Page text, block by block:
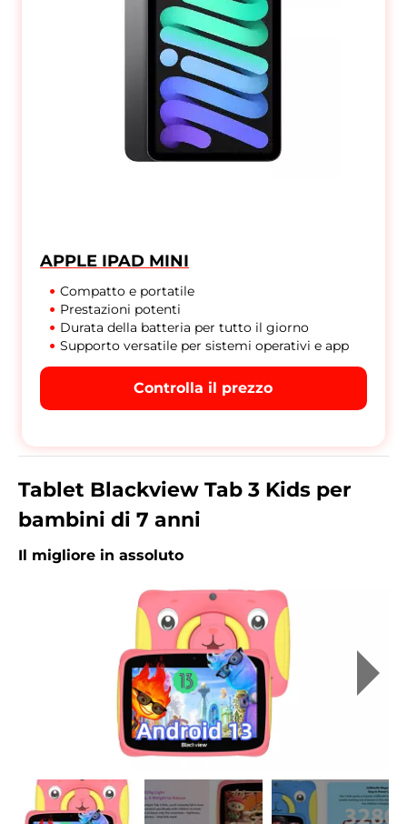
APPLE IPAD MINI
Compatto e portatile
Prestazioni potenti
Durata della batteria per tutto il giorno
Supporto versatile per sistemi operativi e app
Controlla il prezzo
Tablet Blackview Tab 3 Kids per
bambini di 7 anni
Il migliore in assoluto